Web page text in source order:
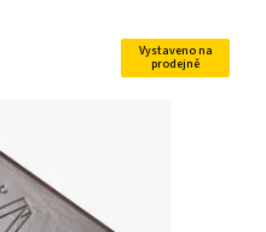
Vystaveno na
prodejně